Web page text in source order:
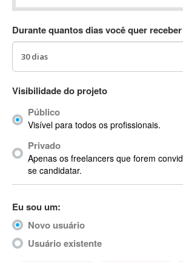
AC3
ACID Pro
ACPI
Acrobat
Acrobat X
Acronis
ACT
Actimize
ActionScript
ActionScript 3
Durante quantos dias você quer
Visibilidade do projeto
Público
Visível para todos os profissionais.
Privado
Apenas os freelancers que forem
se candidatar.
Eu sou um:
Novo usuário
Usuário existente